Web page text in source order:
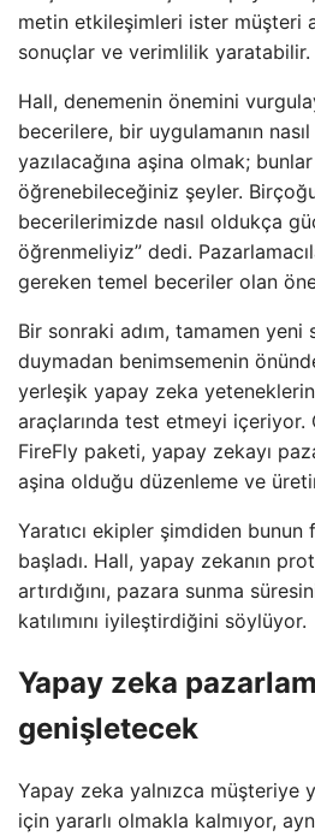
metin etkileşimleri ister müşteri
sonuçlar ve verimlilik yaratabilir.
Hall, denemenin önemini
becerilere, bir uygulamanın
yazılacağına aşina olmak;
öğrenebileceğiniz şeyler.
becerilerimizde nasıl oldukça
öğrenmeliyiz” dedi.
gereken temel beceriler olan
Bir sonraki adım, tamamen yeni
duymadan benimsemenin
yerleşik yapay zeka
araçlarında test etmeyi içeriyor.
FireFly paketi, yapay zekayı
aşina olduğu düzenleme ve
Yaratıcı ekipler şimdiden bunun
başladı. Hall, yapay zekanın
artırdığını, pazara sunma
katılımını iyileştirdiğini söylüyor.
Yapay zeka
genişletecek
Yapay zeka yalnızca müşteriye
için yararlı olmakla kalmıyor,